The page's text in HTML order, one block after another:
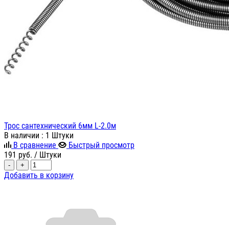
Трос сантехнический 6мм L-2.0м
В наличии : 1 Штуки
В сравнение
Быстрый просмотр
191 руб. / Штуки
- +
Добавить в корзину